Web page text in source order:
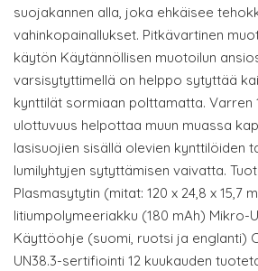
suojakannen alla, joka ehkäisee
vahinkopainallukset. Pitkävartinen
käytön Käytännöllisen muotoilun
varsisytyttimellä on helppo sytyttää
kynttilät sormiaan polttamatta. Varren
ulottuvuus helpottaa muun muassa
lasisuojien sisällä olevien kynttilöiden
lumilyhtyjen sytyttämisen vaivatta.
Plasmasytytin (mitat: 120 x 24,8 x 15,7
litiumpolymeeriakku (180 mAh) Mikro-
Käyttöohje (suomi, ruotsi ja englanti)
UN38.3-sertifiointi 12 kuukauden